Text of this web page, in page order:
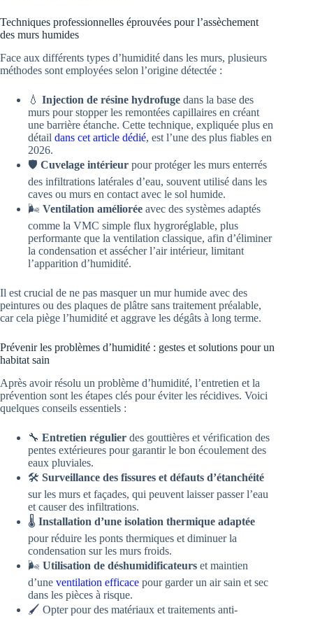
Techniques professionnelles éprouvées pour l’assèchement
des murs humides
Face aux différents types d’humidité dans les murs, plusieurs
méthodes sont employées selon l’origine détectée :
💧 Injection de résine hydrofuge dans la base des
murs pour stopper les remontées capillaires en créant
une barrière étanche. Cette technique, expliquée plus en
détail dans cet article dédié, est l’une des plus fiables en
2026.
🛡️ Cuvelage intérieur pour protéger les murs enterrés
des infiltrations latérales d’eau, souvent utilisé dans les
caves ou murs en contact avec le sol humide.
🌬️ Ventilation améliorée avec des systèmes adaptés
comme la VMC simple flux hygroréglable, plus
performante que la ventilation classique, afin d’éliminer
la condensation et assécher l’air intérieur, limitant
l’apparition d’humidité.
Il est crucial de ne pas masquer un mur humide avec des
peintures ou des plaques de plâtre sans traitement préalable,
car cela piège l’humidité et aggrave les dégâts à long terme.
Prévenir les problèmes d’humidité : gestes et solutions pour un
habitat sain
Après avoir résolu un problème d’humidité, l’entretien et la
prévention sont les étapes clés pour éviter les récidives. Voici
quelques conseils essentiels :
🔧 Entretien régulier des gouttières et vérification des
pentes extérieures pour garantir le bon écoulement des
eaux pluviales.
🛠️ Surveillance des fissures et défauts d’étanchéité
sur les murs et façades, qui peuvent laisser passer l’eau
et causer des infiltrations.
🌡️ Installation d’une isolation thermique adaptée
pour réduire les ponts thermiques et diminuer la
condensation sur les murs froids.
🌬️ Utilisation de déshumidificateurs et maintien
d’une ventilation efficace pour garder un air sain et sec
dans les pièces à risque.
🖌️ Opter pour des matériaux et traitements anti-